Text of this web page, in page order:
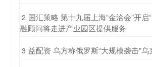
2 国汇策略 第十九届上海“金洽会”开启
融顾问将走进产业园区提供服务
3 益配资 乌方称俄罗斯“大规模袭击”